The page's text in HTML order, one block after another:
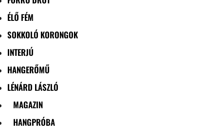
ÉLŐ FÉM
SOKKOLÓ KORONGOK
INTERJÚ
HANGERŐMŰ
LÉNÁRD LÁSZLÓ
MAGAZIN
HANGPRÓBA